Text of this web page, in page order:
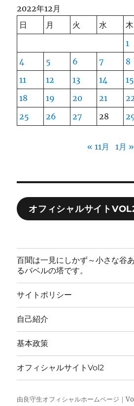
2022年12月
日
月 火 水 木
1
4
5 6 7 8
11
12 13 14 15
18
19 20 21
25
26 27 28
« 11月 1月 »
オフィシャルサイト
百聞は一見にしかず～小さな谷
るバベルの塔です。
サイトポリシー
自己紹介
基本政策
オフィシャルサイトVol2
由良守生オフィシャルホームページ｜